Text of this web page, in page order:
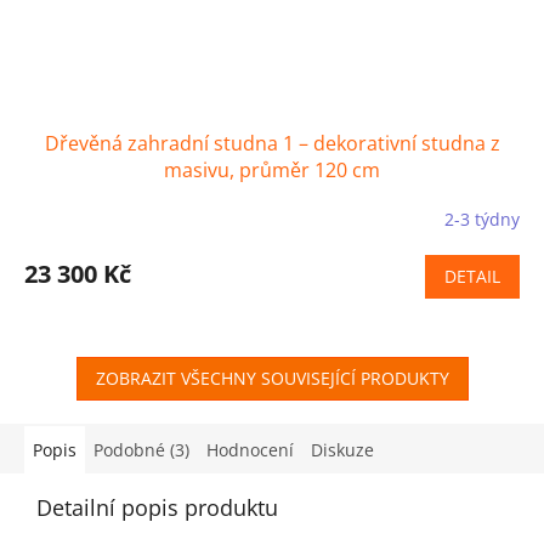
Dřevěná zahradní studna 1 – dekorativní studna z
masivu, průměr 120 cm
2-3 týdny
23 300 Kč DETAIL
ZOBRAZIT VŠECHNY SOUVISEJÍCÍ PRODUKTY
Popis Podobné (3) Hodnocení Diskuze
Detailní popis produktu